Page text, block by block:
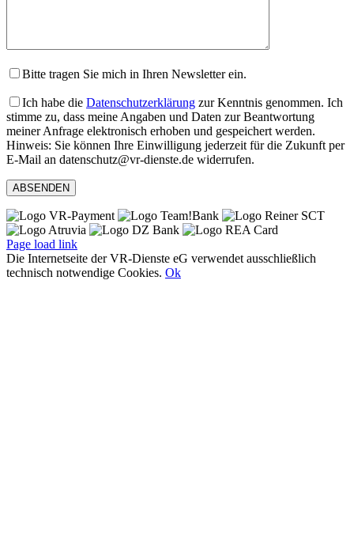
Bitte tragen Sie mich in Ihren Newsletter ein.
Ich habe die Datenschutzerklärung zur Kenntnis genommen. Ich
stimme zu, dass meine Angaben und Daten zur Beantwortung
meiner Anfrage elektronisch erhoben und gespeichert werden.
Hinweis: Sie können Ihre Einwilligung jederzeit für die Zukunft per
E-Mail an datenschutz@vr-dienste.de widerrufen.
Page load link
Die Internetseite der VR-Dienste eG verwendet ausschließlich
technisch notwendige Cookies. Ok